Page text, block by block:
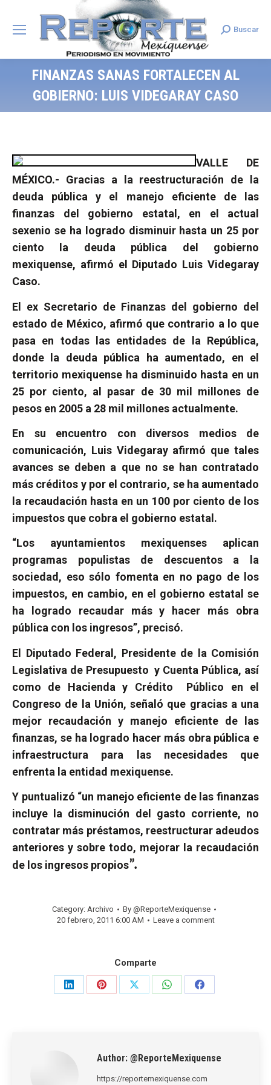
Search:
Buscar
FINANZAS SANAS FORTALECEN AL
GOBIERNO: LUIS VIDEGARAY CASO
VALLE DE
MÉXICO.- Gracias a la reestructuración de la
deuda pública y el manejo eficiente de las
finanzas del gobierno estatal, en el actual
sexenio se ha logrado disminuir hasta un 25 por
ciento la deuda pública del gobierno
mexiquense, afirmó el Diputado Luis Videgaray
Caso.
El ex Secretario de Finanzas del gobierno del
estado de México, afirmó que contrario a lo que
pasa en todas las entidades de la República,
donde la deuda pública ha aumentado, en el
territorio mexiquense ha disminuido hasta en un
25 por ciento, al pasar de 30 mil millones de
pesos en 2005 a 28 mil millones actualmente.
En su encuentro con diversos medios de
comunicación, Luis Videgaray afirmó que tales
avances se deben a que no se han contratado
más créditos y por el contrario, se ha aumentado
la recaudación hasta en un 100 por ciento de los
impuestos que cobra el gobierno estatal.
“Los ayuntamientos mexiquenses aplican
programas populistas de descuentos a la
sociedad, eso sólo fomenta en no pago de los
impuestos, en cambio, en el gobierno estatal se
ha logrado recaudar más y hacer más obra
pública con los ingresos”, precisó.
El Diputado Federal, Presidente de la Comisión
Legislativa de Presupuesto y Cuenta Pública, así
como de Hacienda y Crédito
Público en el
Congreso de la Unión, señaló que gracias a una
mejor recaudación y manejo eficiente de las
finanzas, se ha logrado hacer más obra pública e
infraestructura para las necesidades que
enfrenta la entidad mexiquense.
Y puntualizó “un manejo eficiente de las finanzas
incluye la disminución del gasto corriente, no
contratar más préstamos, reestructurar adeudos
anteriores y sobre todo, mejorar la recaudación
de los ingresos propios”.
Category: Archivo By @ReporteMexiquense
20 febrero, 2011 6:00 AM
Leave a comment
Comparte
Share
Share
Share
Share
Share
Author: @ReporteMexiquense
https://reportemexiquense.com